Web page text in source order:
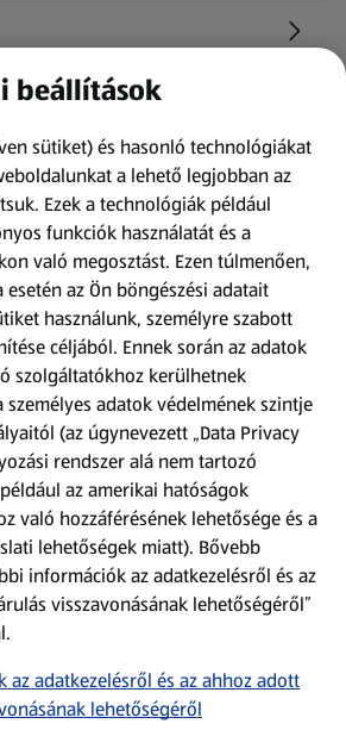
interneten!
applikációt!
beállítások
sütiket) és hasonló technológiákat
a lehető legjobban az
Ezek a technológiák például
funkciók használatát és a
való megosztást. Ezen túlmenően,
esetén az Ön böngészési adatait
használunk, személyre szabott
céljából. Ennek során az adatok
szolgáltatókhoz kerülhetnek
adatok védelmének szintje
(az úgynevezett „Data Privacy
rendszer alá nem tartozó
az amerikai hatóságok
való hozzáférésének lehetősége és a
lehetőségek miatt). Bővebb
információk az adatkezelésről és az
visszavonásának lehetőségéről”
az adatkezelésről és az ahhoz adott
lehetőségéről